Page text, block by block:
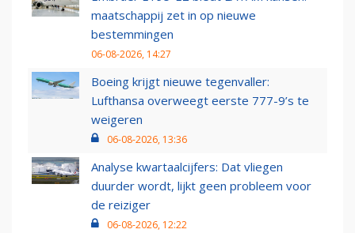
maatschappij zet in op nieuwe
bestemmingen
06-08-2026, 14:27
Boeing krijgt nieuwe tegenvaller:
Lufthansa overweegt eerste 777-9’s te
weigeren
06-08-2026, 13:36
Analyse kwartaalcijfers: Dat vliegen
duurder wordt, lijkt geen probleem voor
de reiziger
06-08-2026, 12:22